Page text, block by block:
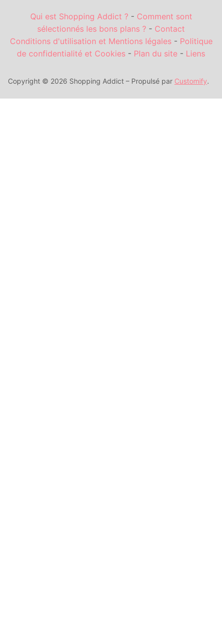
Qui est Shopping Addict ?- Comment sont
sélectionnés les bons plans ? - Contact
Conditions d'utilisation et Mentions légales- Politique
de confidentialité et Cookies - Plan du site - Liens
Copyright © 2026 Shopping Addict – Propulsé par Customify.